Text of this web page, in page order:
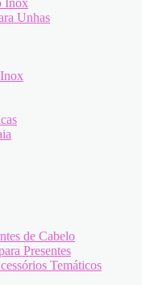
Inox
Unhas
de Cabelo
Presentes
Temáticos